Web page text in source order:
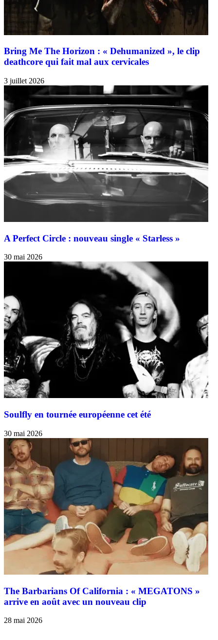
Bring Me The Horizon : « Dehumanized », le clip
deathcore qui fait mal aux cervicales
3 juillet 2026
A Perfect Circle : nouveau single « Starless »
30 mai 2026
Soulfly en tournée européenne cet été
30 mai 2026
The Barbarians Of California : « MEGATONS »
arrive en août avec un nouveau clip
28 mai 2026